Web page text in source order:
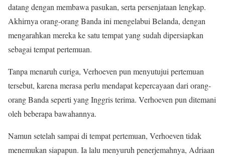
datang dengan membawa pasukan, serta persenjataan lengkap.
Akhirnya orang-orang Banda ini mengelabui Belanda, dengan
mengarahkan mereka ke satu tempat yang sudah dipersiapkan
sebagai tempat pertemuan.
Tanpa menaruh curiga, Verhoeven pun menyutujui pertemuan
tersebut, karena merasa perlu mendapat kepercayaan dari orang-
orang Banda seperti yang Inggris terima. Verhoeven pun ditemani
oleh beberapa bawahannya.
Namun setelah sampai di tempat pertemuan, Verhoeven tidak
menemukan siapapun. Ia lalu menyuruh penerjemahnya, Adriaan